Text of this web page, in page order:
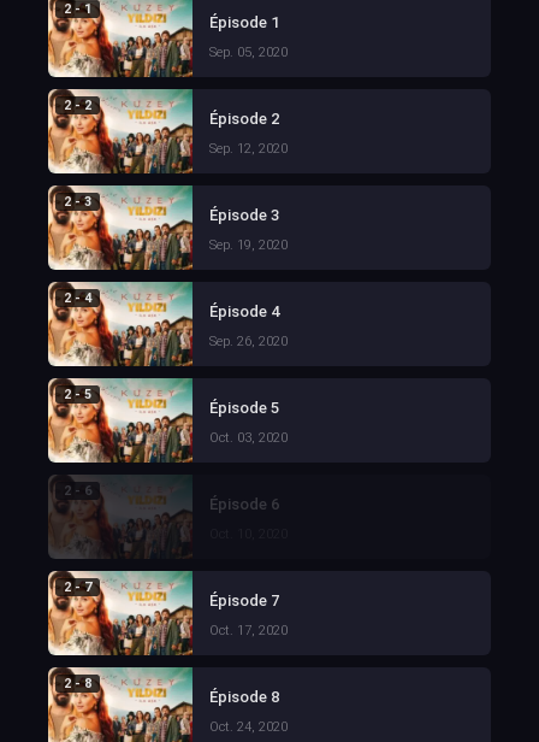
2 - 1
Épisode 1
Sep. 05, 2020
2 - 2
Épisode 2
Sep. 12, 2020
2 - 3
Épisode 3
Sep. 19, 2020
2 - 4
Épisode 4
Sep. 26, 2020
2 - 5
Épisode 5
Oct. 03, 2020
2 - 6
Épisode 6
2 - 7
Épisode 7
Oct. 17, 2020
2 - 8
Épisode 8
Oct. 24, 2020